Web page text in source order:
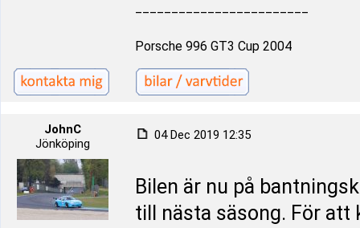
Porsche 996 GT3 Cup 2004
JohnC
Jönköping
04 Dec 2019 12:35
Bilen är nu på
till nästa säsong. För att